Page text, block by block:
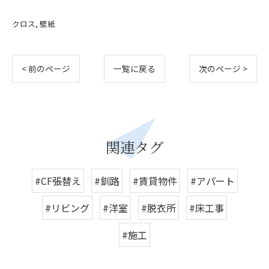
クロス 壁紙
< 前のページ 一覧に戻る 次のページ >
関連タグ
#CF張替え #釧路 #賃貸物件
#アパート
#リビング
#洋室 #脱衣所
#床工事
#施工